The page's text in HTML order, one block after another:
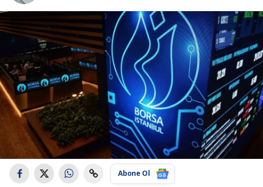
Abone Ol